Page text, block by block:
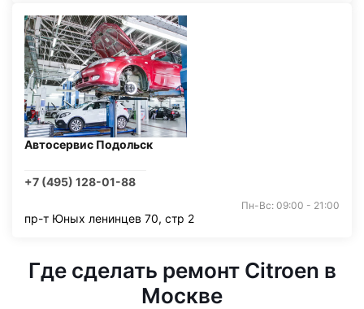
Автосервис Подольск
+7 (495) 128-01-88
Пн-Вс: 09:00 - 21:00
пр-т Юных ленинцев 70, стр 2
Где сделать ремонт Citroen в
Москве